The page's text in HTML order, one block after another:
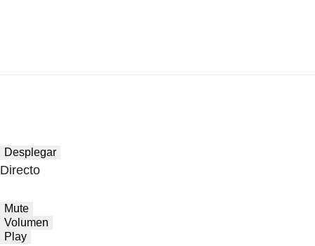
Desplegar
Directo
Mute
Volumen
Play